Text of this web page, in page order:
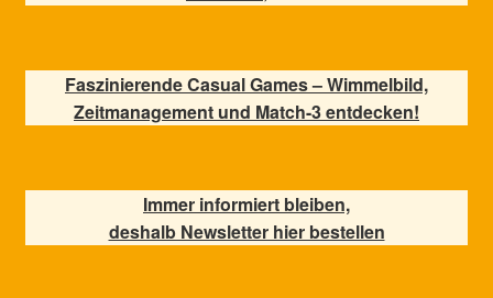
Faszinierende Casual Games – Wimmelbild,
Zeitmanagement und Match-3 entdecken!
Immer informiert bleiben,
deshalb Newsletter hier bestellen